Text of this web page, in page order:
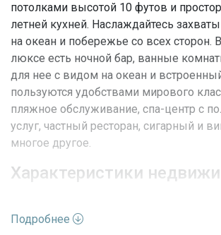
потолками высотой 10 футов и
летней кухней. Наслаждайтесь
на океан и побережье со всех сторон.
люксе есть ночной бар, ванные
для нее с видом на океан и
пользуются удобствами мирового
пляжное обслуживание, спа-центр с
услуг, частный ресторан, сигарный и
многое другое.
Характеристики
Подробнее